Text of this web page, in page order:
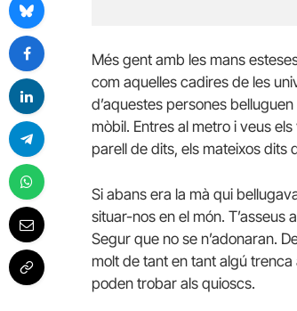
Més gent amb les mans
com aquelles cadires de les
d’aquestes persones
mòbil. Entres al metro i veus
parell de dits, els mateixos dits
Si abans era la mà qui
situar-nos en el món.
Segur que no se n’adonaran.
molt de tant en tant algú trenca
poden trobar als quioscs.